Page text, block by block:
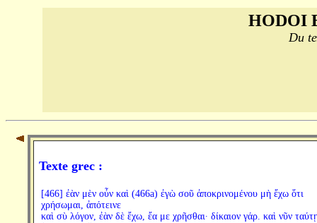
HODOI
Du
Texte grec :
[466] ἐὰν μὲν οὖν καὶ (466a) ἐγὼ σοῦ ἀποκρινομένου μὴ ἔχω ὅτι
χρήσωμαι, ἀπότεινε
καὶ σὺ λόγον, ἐὰν δὲ ἔχω, ἔα με χρῆσθαι· δίκαιον γάρ. καὶ νῦν